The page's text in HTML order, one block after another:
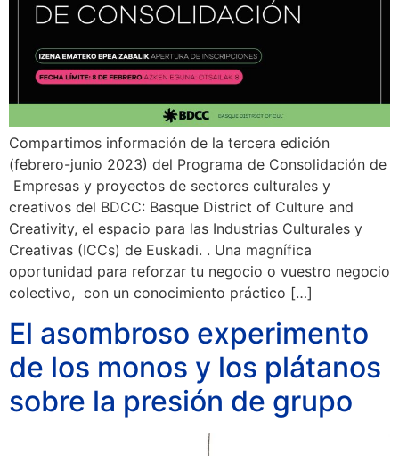
Compartimos información de la tercera edición
(febrero-junio 2023) del Programa de Consolidación de
Empresas y proyectos de sectores culturales y
creativos del BDCC: Basque District of Culture and
Creativity, el espacio para las Industrias Culturales y
Creativas (ICCs) de Euskadi. . Una magnífica
oportunidad para reforzar tu negocio o vuestro negocio
colectivo, con un conocimiento práctico […]
El asombroso experimento
de los monos y los plátanos
sobre la presión de grupo